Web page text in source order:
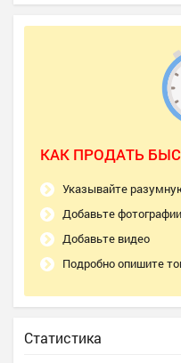
КАК ПРОДАТЬ
Указывайте
Добавьте фотографии
Добавьте видео
Подробно опишите
Статистика